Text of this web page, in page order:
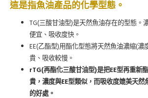
這是指魚油產品的化學型態。
TG(三酸甘油型)是天然魚油存在的型態。
便宜、吸收度快。
EE(乙酯型)用酯化型態將天然魚油濃縮(濃
貴、吸收較慢。
rTG(再酯化三酸甘油型)是把EE型再重新
貴，濃度與EE型類似，而吸收度媲美天然
的好處。